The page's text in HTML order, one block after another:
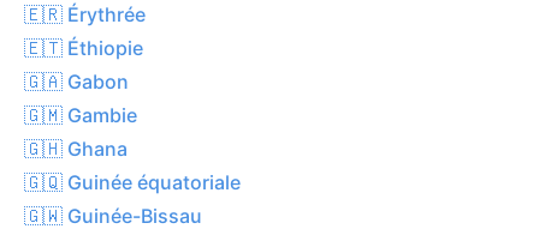
🇪🇷 Érythrée
🇪🇹 Éthiopie
🇬🇦 Gabon
🇬🇲 Gambie
🇬🇭 Ghana
🇬🇶 Guinée équatoriale
🇬🇼 Guinée-Bissau